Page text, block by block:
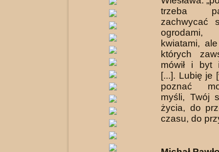
trzeba
zachwycać
ogrodami,
kwiatami,
których
mówił i byt
[...]. Lubię je
poznać
myśli, Twój
życia, do
czasu, do